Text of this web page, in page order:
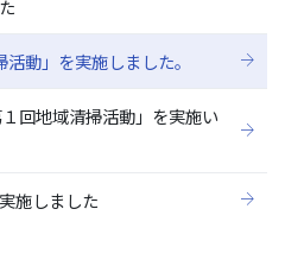
動」を実施しました。
回地域清掃活動」を実施い
施しました